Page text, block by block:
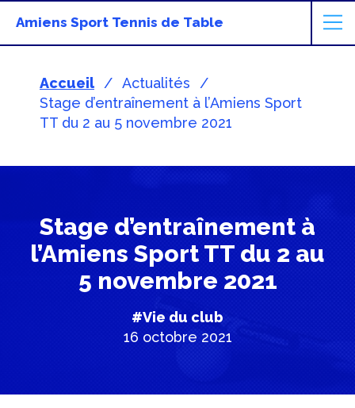
Amiens Sport Tennis de Table
Accueil
Actualités
Stage d’entraînement à l’Amiens Sport
TT du 2 au 5 novembre 2021
Stage d’entraînement à
l’Amiens Sport TT du 2 au
5 novembre 2021
#Vie du club
16 octobre 2021